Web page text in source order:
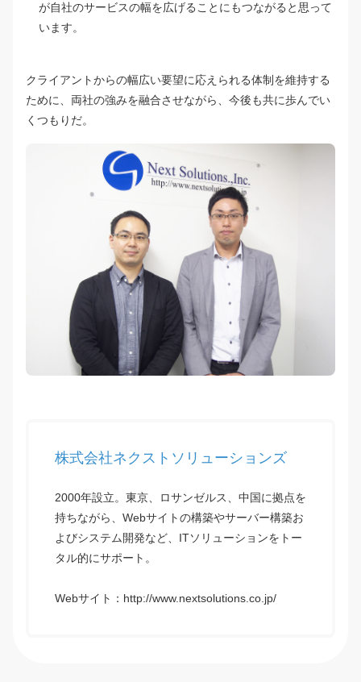
が自社のサービスの幅を広げることにもつながると思って
います。
クライアントからの幅広い要望に応えられる体制を維持する
ために、両社の強みを融合させながら、今後も共に歩んでい
くつもりだ。
株式会社ネクストソリューションズ
2000年設立。東京、ロサンゼルス、中国に拠点を
持ちながら、Webサイトの構築やサーバー構築お
よびシステム開発など、ITソリューションをトー
タル的にサポート。
Webサイト： http://www.nextsolutions.co.jp/